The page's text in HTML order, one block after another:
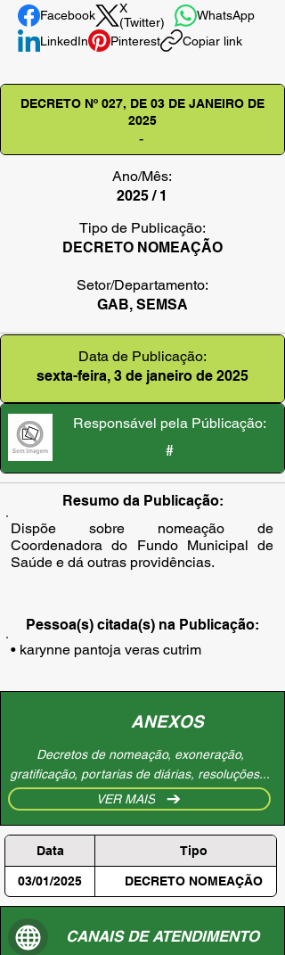
Facebook
X
(Twitter)
WhatsApp
LinkedIn
Pinterest Copiar link
DECRETO Nº 027, DE 03 DE JANEIRO DE
2025
-
Ano/Mês:
2025 / 1
Tipo de Publicação:
DECRETO NOMEAÇÃO
Setor/Departamento:
GAB, SEMSA
Data de Publicação:
sexta-feira, 3 de janeiro de 2025
Responsável pela Públicação:
#
Resumo da Publicação:
Dispõe sobre nomeação de
Coordenadora do Fundo Municipal de
Saúde e dá outras providências.
Pessoa(s) citada(s) na Publicação:
• karynne pantoja veras cutrim
ANEXOS
Decretos de nomeação, exoneração,
gratificação, portarias de diárias, resoluções...
VER MAIS
Data Tipo
03/01/2025 DECRETO NOMEAÇÃO
CANAIS DE ATENDIMENTO